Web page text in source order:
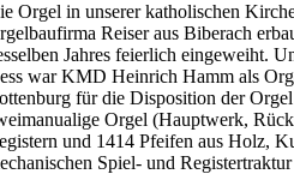
Orgel in unserer katholischen
Reiser aus Biberach
Jahres feierlich eingeweiht.
war KMD Heinrich Hamm als
für die Disposition der
Orgel (Hauptwerk,
und 1414 Pfeifen aus Holz,
Spiel- und Registertraktur